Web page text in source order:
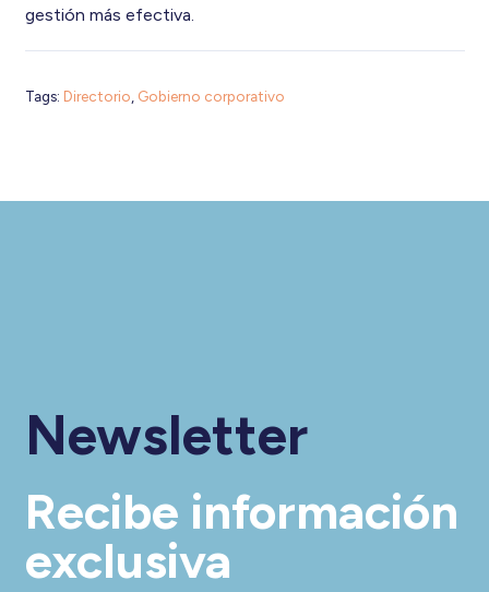
gestión más efectiva.
Tags: Directorio Gobierno corporativo
Newsletter
Recibe información
exclusiva